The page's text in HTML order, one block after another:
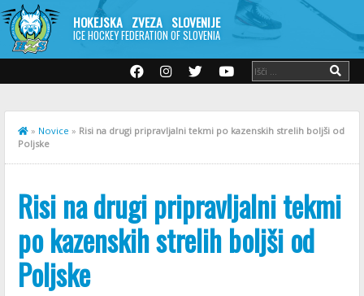
HOKEJSKA ZVEZA SLOVENIJE
ICE HOCKEY FEDERATION OF SLOVENIA
» Novice » Risi na drugi pripravljalni tekmi po kazenskih strelih boljši od
Poljske
Risi na drugi pripravljalni tekmi
po kazenskih strelih boljši od
Poljske